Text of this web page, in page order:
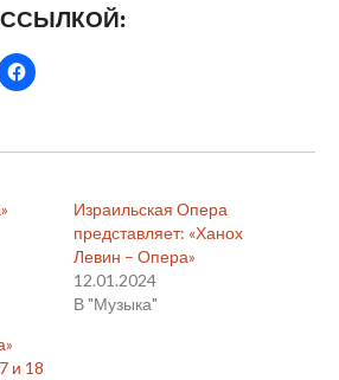
Израильская Опера
представляет: «Ханох
Левин – Опера»
12.01.2024
В "Музыка"
и 18